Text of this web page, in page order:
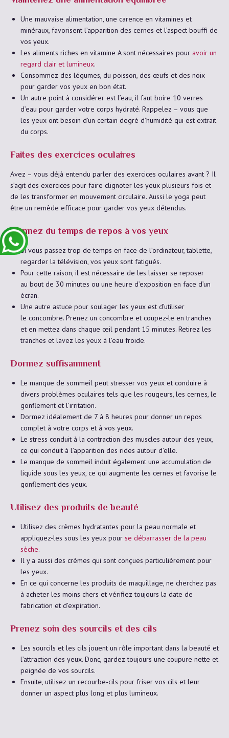
Une mauvaise alimentation, une carence en vitamines et
minéraux, favorisent l’apparition des cernes et l’aspect bouffi de
vos yeux.
Les aliments riches en vitamine A sont nécessaires pour avoir un
regard clair et lumineux.
Consommez des légumes, du poisson, des œufs et des noix
pour garder vos yeux en bon état.
Un autre point à considérer est l’eau, il faut boire 10 verres
d’eau pour garder votre corps hydraté. Rappelez – vous que
les yeux ont besoin d’un certain degré d’humidité qui est extrait
du corps.
Faites des exercices oculaires
Avez – vous déjà entendu parler des exercices oculaires avant ? Il
s’agit des exercices pour faire clignoter les yeux plusieurs fois et
de les transformer en mouvement circulaire. Aussi le yoga peut
être un remède efficace pour garder vos yeux détendus.
Donnez du temps de repos à vos yeux
Si vous passez trop de temps en face de l’ordinateur, tablette,
regarder la télévision, vos yeux sont fatigués.
Pour cette raison, il est nécessaire de les laisser se reposer
au bout de 30 minutes ou une heure d’exposition en face d’un
écran.
Une autre astuce pour soulager les yeux est d’utiliser
le concombre. Prenez un concombre et coupez-le en tranches
et en mettez dans chaque œil pendant 15 minutes. Retirez les
tranches et lavez les yeux à l’eau froide.
Dormez suffisamment
Le manque de sommeil peut stresser vos yeux et conduire à
divers problèmes oculaires tels que les rougeurs, les cernes, le
gonflement et l’irritation.
Dormez idéalement de 7 à 8 heures pour donner un repos
complet à votre corps et à vos yeux.
Le stress conduit à la contraction des muscles autour des yeux,
ce qui conduit à l’apparition des rides autour d’elle.
Le manque de sommeil induit également une accumulation de
liquide sous les yeux, ce qui augmente les cernes et favorise le
gonflement des yeux.
Utilisez des produits de beauté
Utilisez des crèmes hydratantes pour la peau normale et
appliquez-les sous les yeux pour se débarrasser de la peau
sèche.
Il y a aussi des crèmes qui sont conçues particulièrement pour
les yeux.
En ce qui concerne les produits de maquillage, ne cherchez pas
à acheter les moins chers et vérifiez toujours la date de
fabrication et d’expiration.
Prenez soin des sourcils et des cils
Les sourcils et les cils jouent un rôle important dans la beauté et
l’attraction des yeux. Donc, gardez toujours une coupure nette et
peignée de vos sourcils.
Ensuite, utilisez un recourbe-cils pour friser vos cils et leur
donner un aspect plus long et plus lumineux.